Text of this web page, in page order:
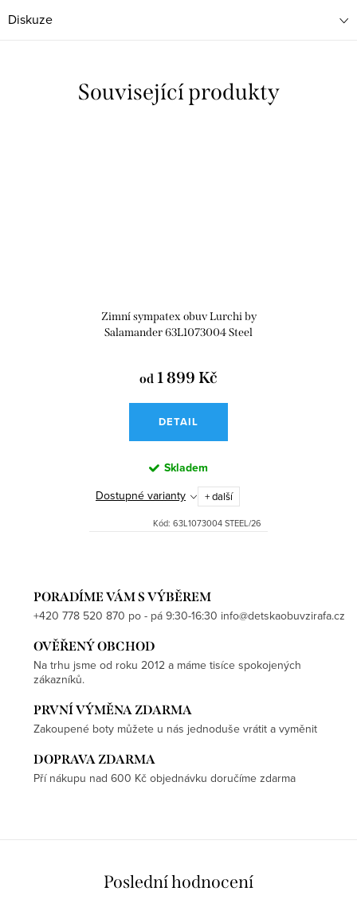
Diskuze
Související produkty
Zimní sympatex obuv Lurchi by
Salamander 63L1073004 Steel
od 1 899 Kč
DETAIL
Skladem
Dostupné varianty + další
Kód: 63L1073004 STEEL/26
PORADÍME VÁM S VÝBĚREM
+420 778 520 870 po - pá 9:30-16:30 info@detskaobuvzirafa.cz
OVĚŘENÝ OBCHOD
Na trhu jsme od roku 2012 a máme tisíce spokojených
zákazníků.
PRVNÍ VÝMĚNA ZDARMA
Zakoupené boty můžete u nás jednoduše vrátit a vyměnit
DOPRAVA ZDARMA
Pří nákupu nad 600 Kč objednávku doručíme zdarma
Poslední hodnocení